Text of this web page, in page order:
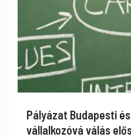
Pályázat Budapesti
vállalkozóvá válás